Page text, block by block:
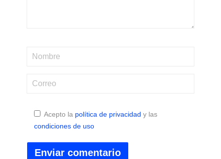
Acepto la política de privacidad y las
condiciones de uso